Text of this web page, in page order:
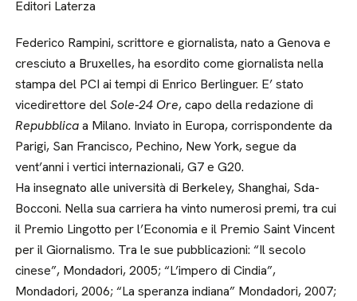
Editori Laterza
Federico Rampini, scrittore e giornalista, nato a Genova e
cresciuto a Bruxelles, ha esordito come giornalista nella
stampa del PCI ai tempi di Enrico Berlinguer. E’ stato
vicedirettore delSole-24 Ore, capo della redazione di
Repubblicaa Milano. Inviato in Europa, corrispondente da
Parigi, San Francisco, Pechino, New York, segue da
vent’anni i vertici internazionali, G7 e G20.
Ha insegnato alle università di Berkeley, Shanghai, Sda-
Bocconi. Nella sua carriera ha vinto numerosi premi, tra cui
il Premio Lingotto per l’Economia e il Premio Saint Vincent
per il Giornalismo. Tra le sue pubblicazioni: “Il secolo
cinese”, Mondadori, 2005; “L’impero di Cindia”,
Mondadori, 2006; “La speranza indiana” Mondadori, 2007;